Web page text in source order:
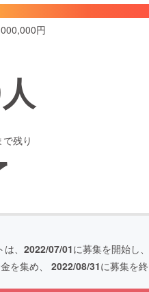
円
人
残り
、 2022/07/01に募集を開始し、
を集め、 2022/08/31に募集を